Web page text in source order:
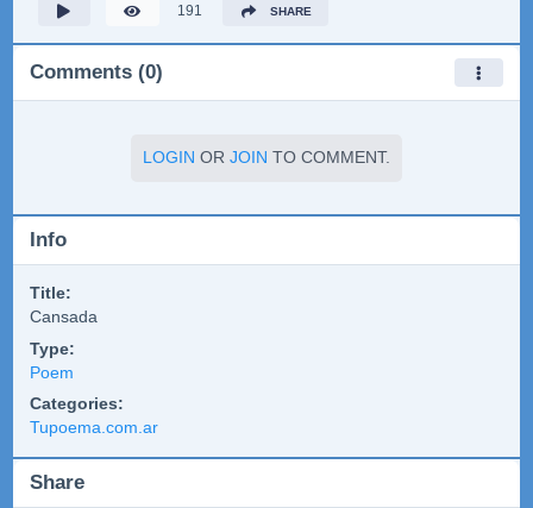
191 SHARE
Comments (0)
LOGIN OR JOIN TO COMMENT.
Info
Title:
Cansada
Type:
Poem
Categories:
Tupoema.com.ar
Share